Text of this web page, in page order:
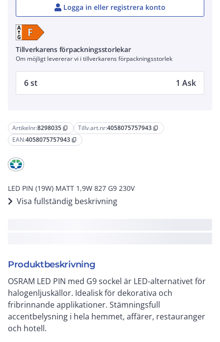
Artikelnr:8298035 content_copy Tillv.art.nr:4058075757943 content_copy
EAN:4058075757943 content_copy
LED PIN (19W) MATT 1,9W 827 G9 230V
Visa fullständig beskrivning
Produktbeskrivning
OSRAM LED PIN med G9 sockel är LED-alternativet för
halogenljuskällor. Idealisk för dekorativa och
fribrinnande applikationer. Stämningsfull
accentbelysning i hela hemmet, affärer, restauranger
och hotell.
Logga in eller registrera konto
Tillverkarens förpackningsstorlekar
Om möjligt levererar vi i tillverkarens förpackningsstorlek
6 st 1 Ask